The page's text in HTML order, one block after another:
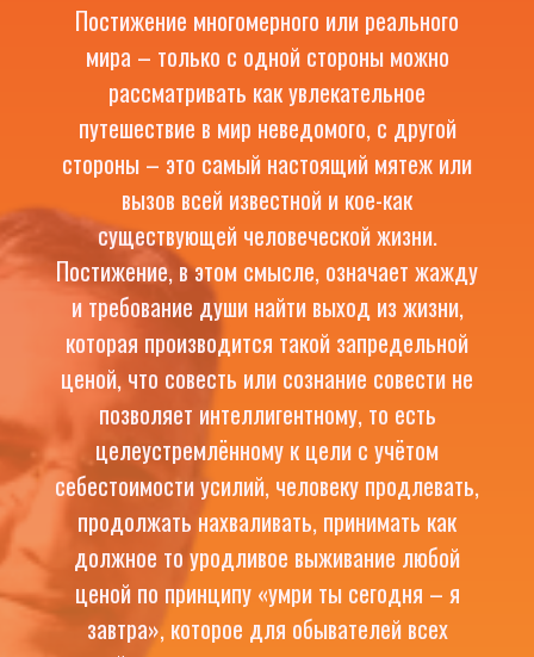
Постижение многомерного или реального
мира – только с одной стороны можно
рассматривать как увлекательное
путешествие в мир неведомого, с другой
стороны – это самый настоящий мятеж или
вызов всей известной и кое-как
существующей человеческой жизни.
Постижение, в этом смысле, означает жажду
и требование души найти выход из жизни,
которая производится такой запредельной
ценой, что совесть или сознание совести не
позволяет интеллигентному, то есть
целеустремлённому к цели с учётом
себестоимости усилий, человеку продлевать,
продолжать нахваливать, принимать как
должное то уродливое выживание любой
ценой по принципу «умри ты сегодня – я
завтра», которое для обывателей всех